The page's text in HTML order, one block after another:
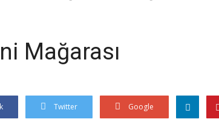
Mağarası
Twitter Google